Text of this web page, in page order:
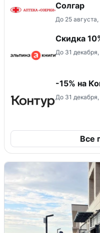
Солгар
До 25
Скидка
До 31
-15% на
До 31
Все